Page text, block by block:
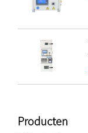
Producten